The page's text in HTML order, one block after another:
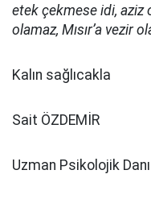
etek çekmese idi, aziz
olamaz, Mısır’a vezir
Kalın sağlıcakla
Sait ÖZDEMİR
Uzman Psikolojik